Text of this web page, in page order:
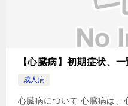
【心臓病】初期症状、
成人病
心臓病について 心臓病は、